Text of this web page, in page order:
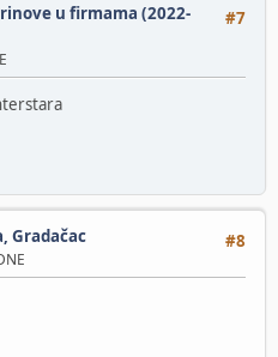
#7
u firmama (2022-
#8
Gradačac